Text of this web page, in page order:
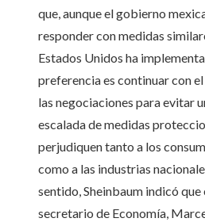
que, aunque el gobierno
responder con medidas
Estados Unidos ha
preferencia es continuar con
las negociaciones para evitar
escalada de medidas
perjudiquen tanto a los
como a las industrias
sentido, Sheinbaum indicó que
secretario de Economía,